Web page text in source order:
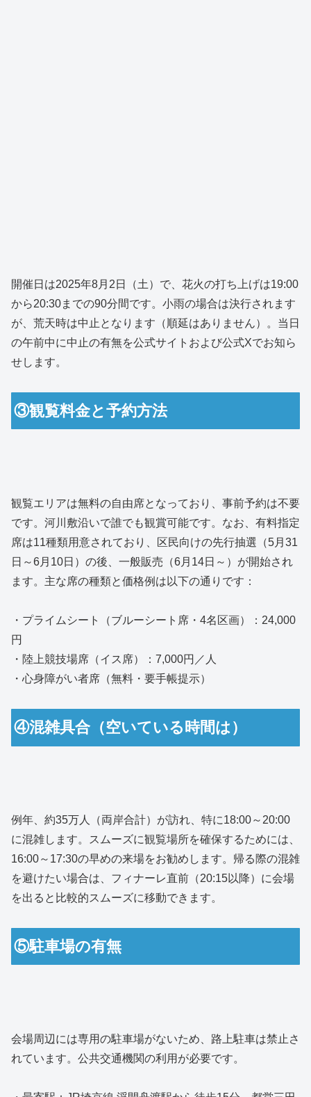
開催日は2025年8月2日（土）で、花火の打ち上げは19:00
から20:30までの90分間です。小雨の場合は決行されます
が、荒天時は中止となります（順延はありません）。当日
の午前中に中止の有無を公式サイトおよび公式Xでお知ら
せします。
③観覧料金と予約方法
観覧エリアは無料の自由席となっており、事前予約は不要
です。河川敷沿いで誰でも観賞可能です。なお、有料指定
席は11種類用意されており、区民向けの先行抽選（5月31
日～6月10日）の後、一般販売（6月14日～）が開始され
ます。主な席の種類と価格例は以下の通りです：
・プライムシート（ブルーシート席・4名区画）：24,000
円
・陸上競技場席（イス席）：7,000円／人
・心身障がい者席（無料・要手帳提示）
④混雑具合（空いている時間は）
例年、約35万人（両岸合計）が訪れ、特に18:00～20:00
に混雑します。スムーズに観覧場所を確保するためには、
16:00～17:30の早めの来場をお勧めします。帰る際の混雑
を避けたい場合は、フィナーレ直前（20:15以降）に会場
を出ると比較的スムーズに移動できます。
⑤駐車場の有無
会場周辺には専用の駐車場がないため、路上駐車は禁止さ
れています。公共交通機関の利用が必要です。